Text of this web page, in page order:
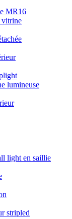
MR16
vitrine
lumineuse
light en saillie
stripled